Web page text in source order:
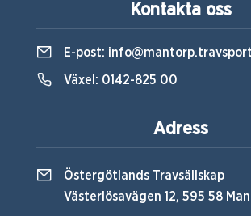
Kontakta oss
E-post:
Växel: 0142-825 00
Adress
Östergötlands Travsällskap
Västerlösavägen 12, 595 58